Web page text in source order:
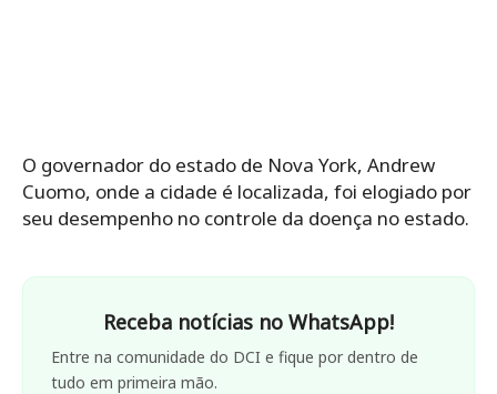
O governador do estado de Nova York, Andrew
Cuomo, onde a cidade é localizada, foi elogiado por
seu desempenho no controle da doença no estado.
Receba notícias no WhatsApp!
Entre na comunidade do DCI e fique por dentro de
tudo em primeira mão.